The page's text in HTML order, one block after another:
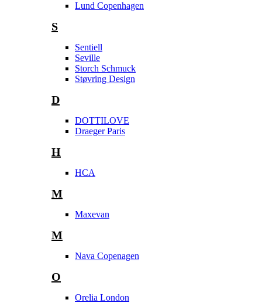
Lund Copenhagen
S
Sentiell
Seville
Storch Schmuck
Støvring Design
D
DOTTILOVE
Draeger Paris
H
HCA
M
Maxevan
M
Nava Copenagen
O
Orelia London